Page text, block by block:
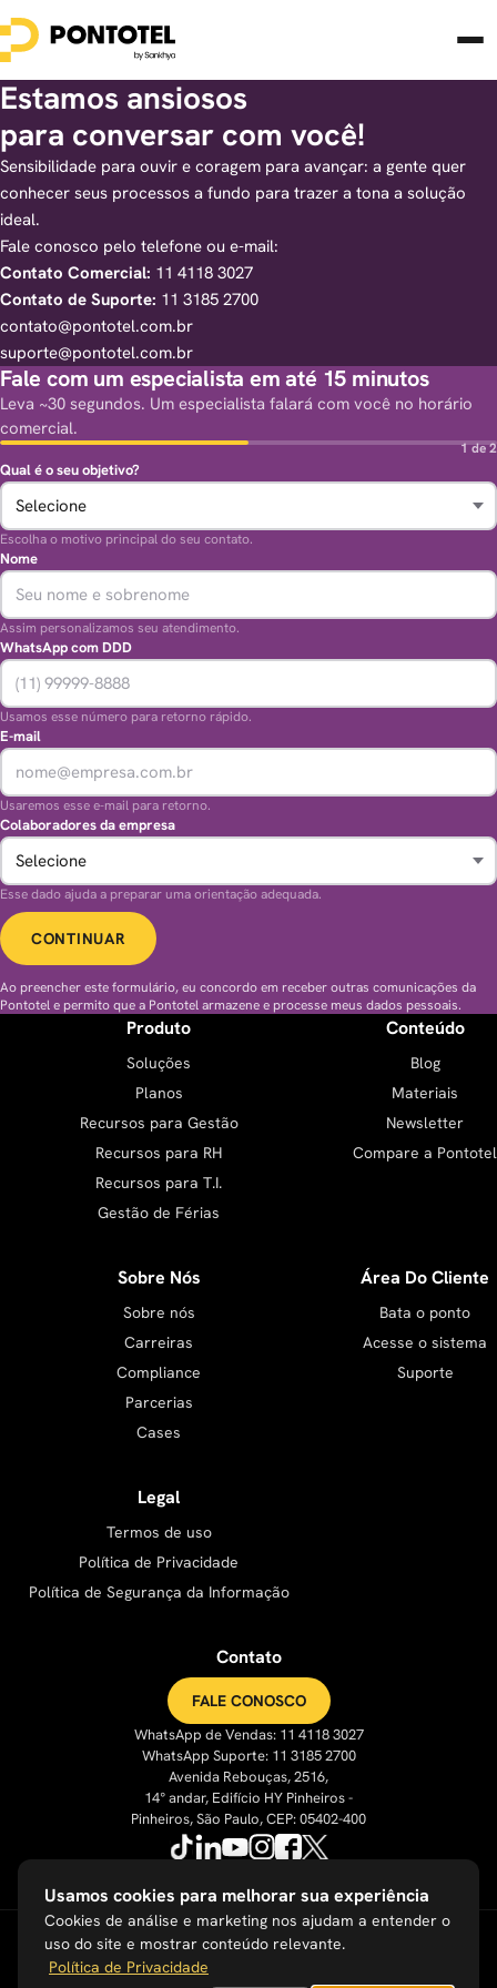
Estamos ansiosos
para conversar com você!
Sensibilidade para ouvir e coragem para avançar: a gente quer
conhecer seus processos a fundo para trazer a tona a solução
ideal.
Fale conosco pelo telefone ou e-mail:
Contato Comercial: 11 4118 3027
Contato de Suporte: 11 3185 2700
contato@pontotel.com.br
suporte@pontotel.com.br
Fale com um especialista em até 15 minutos
Leva ~30 segundos. Um especialista falará com você no horário
comercial.
1 de 2
Qual é o seu objetivo?
Escolha o motivo principal do seu contato.
Nome
Assim personalizamos seu atendimento.
WhatsApp com DDD
Usamos esse número para retorno rápido.
E-mail
Usaremos esse e-mail para retorno.
Colaboradores da empresa
Esse dado ajuda a preparar uma orientação adequada.
CONTINUAR
Ao preencher este formulário, eu concordo em receber outras comunicações da
Pontotel e permito que a Pontotel armazene e processe meus dados pessoais.
Produto
Soluções
Planos
Recursos para Gestão
Recursos para RH
Recursos para T.I.
Gestão de Férias
Conteúdo
Blog
Materiais
Newsletter
Compare a Pontotel
Sobre Nós
Sobre nós
Carreiras
Compliance
Parcerias
Cases
Área Do Cliente
Bata o ponto
Acesse o sistema
Suporte
Legal
Termos de uso
Política de Privacidade
Política de Segurança da Informação
Contato
FALE CONOSCO
WhatsApp de Vendas: 11 4118 3027
WhatsApp Suporte: 11 3185 2700
Avenida Rebouças, 2516,
14° andar, Edifício HY Pinheiros -
Pinheiros, São Paulo, CEP: 05402-400
Usamos cookies para melhorar sua experiência
Cookies de análise e marketing nos ajudam a entender o
uso do site e mostrar conteúdo relevante.
Política de Privacidade